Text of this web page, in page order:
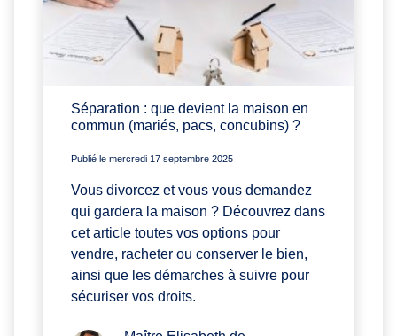
Séparation : que devient la maison en
commun (mariés, pacs, concubins) ?
Publié le mercredi 17 septembre 2025
Vous divorcez et vous vous demandez
qui gardera la maison ? Découvrez dans
cet article toutes vos options pour
vendre, racheter ou conserver le bien,
ainsi que les démarches à suivre pour
sécuriser vos droits.